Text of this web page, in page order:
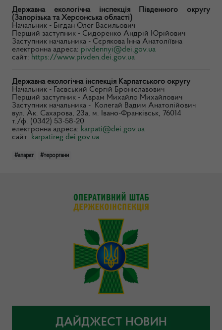
Державна екологічна інспекція Південного округу
(Запорізька та Херсонська області)
Начальник - Бігдан Олег Васильович
Перший заступник - Сидоренко Андрій Юрійович
Заступник начальника - Сєрякова Інна Анатоліївна
електронна адреса: pivdennyi@dei.gov.ua
сайт: https://www.pivden.dei.gov.ua
Державна екологічна інспекція Карпатського округу
Начальник - Гаєвський Сергій Броніславович
Перший заступник - Аврам Михайло Михайлович
Заступник начальника - Колегай Вадим Анатолійович
вул. Ак. Сахарова, 23а, м. Івано-Франківськ, 76014
т./ф. (0342) 53-58-20
електронна адреса: karpati@dei.gov.ua
сайт: karpatireg.dei.gov.ua
#апарат #тероргани
ДАЙДЖЕСТ НОВИН